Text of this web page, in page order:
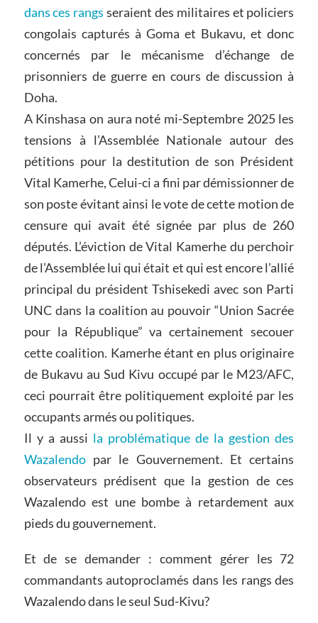
dans ces rangs seraient des militaires et policiers
congolais capturés à Goma et Bukavu, et donc
concernés par le mécanisme d’échange de
prisonniers de guerre en cours de discussion à
Doha.
A Kinshasa on aura noté mi-Septembre 2025 les
tensions à l’Assemblée Nationale autour des
pétitions pour la destitution de son Président
Vital Kamerhe, Celui-ci a fini par démissionner de
son poste évitant ainsi le vote de cette motion de
censure qui avait été signée par plus de 260
députés. L’éviction de Vital Kamerhe du perchoir
de l’Assemblée lui qui était et qui est encore l’allié
principal du président Tshisekedi avec son Parti
UNC dans la coalition au pouvoir “Union Sacrée
pour la République” va certainement secouer
cette coalition. Kamerhe étant en plus originaire
de Bukavu au Sud Kivu occupé par le M23/AFC,
ceci pourrait être politiquement exploité par les
occupants armés ou politiques.
Il y a aussi la problématique de la gestion des
Wazalendo par le Gouvernement. Et certains
observateurs prédisent que la gestion de ces
Wazalendo est une bombe à retardement aux
pieds du gouvernement.
Et de se demander : comment gérer les 72
commandants autoproclamés dans les rangs des
Wazalendo dans le seul Sud-Kivu?